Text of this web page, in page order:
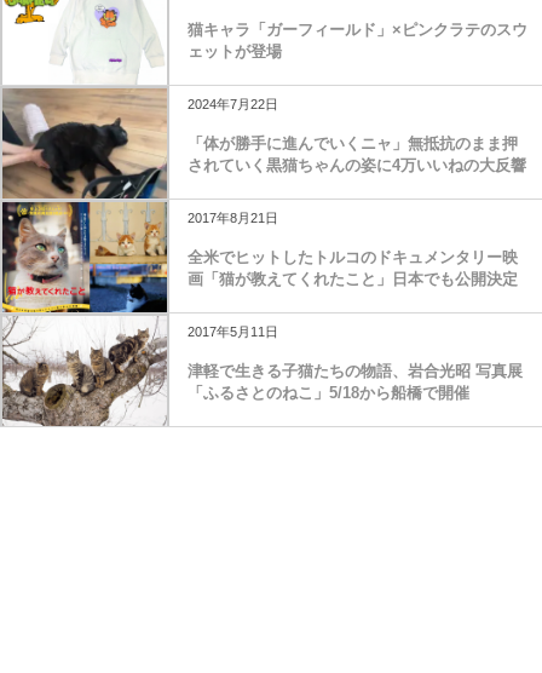
猫キャラ「ガーフィールド」×ピンクラテのスウ
ェットが登場
2024年7月22日
「体が勝手に進んでいくニャ」無抵抗のまま押
されていく黒猫ちゃんの姿に4万いいねの大反響
2017年8月21日
全米でヒットしたトルコのドキュメンタリー映
画「猫が教えてくれたこと」日本でも公開決定
2017年5月11日
津軽で生きる子猫たちの物語、岩合光昭 写真展
「ふるさとのねこ」5/18から船橋で開催